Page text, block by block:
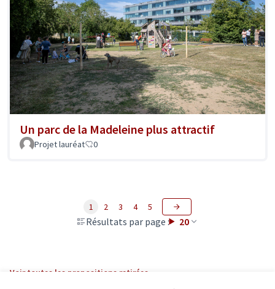
Un parc de la Madeleine plus attractif
Projet lauréat 0
Résultats par page : 20
1 2 3 4 5
Voir toutes les propositions retirées